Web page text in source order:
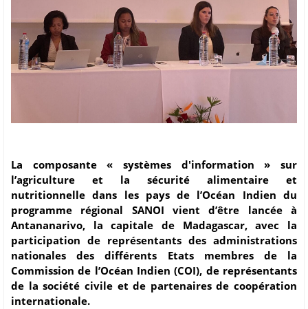
La composante « systèmes d'information » sur
l’agriculture et la sécurité alimentaire et
nutritionnelle dans les pays de l’Océan Indien du
programme régional SANOI vient d’être lancée à
Antananarivo, la capitale de Madagascar, avec la
participation de représentants des administrations
nationales des différents Etats membres de la
Commission de l’Océan Indien (COI), de représentants
de la société civile et de partenaires de coopération
internationale.